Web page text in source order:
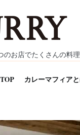
のお店でたくさんの料
TOP カレーマフィア